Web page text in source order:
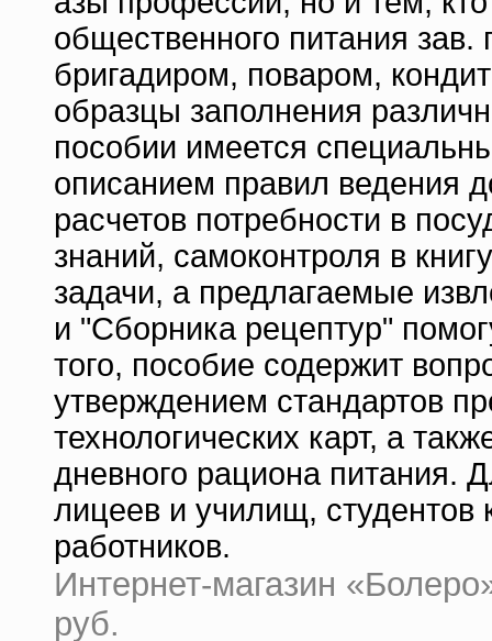
общественного питания
бригадиром, поваром,
образцы заполнения
пособии имеется
описанием правил ведения
расчетов потребности в
знаний, самоконтроля в
задачи, а предлагаемые
и "Сборника рецептур"
того, пособие содержит
утверждением стандартов
технологических карт, а
дневного рациона питания.
лицеев и училищ, студентов
работников.
Интернет-магазин
руб.